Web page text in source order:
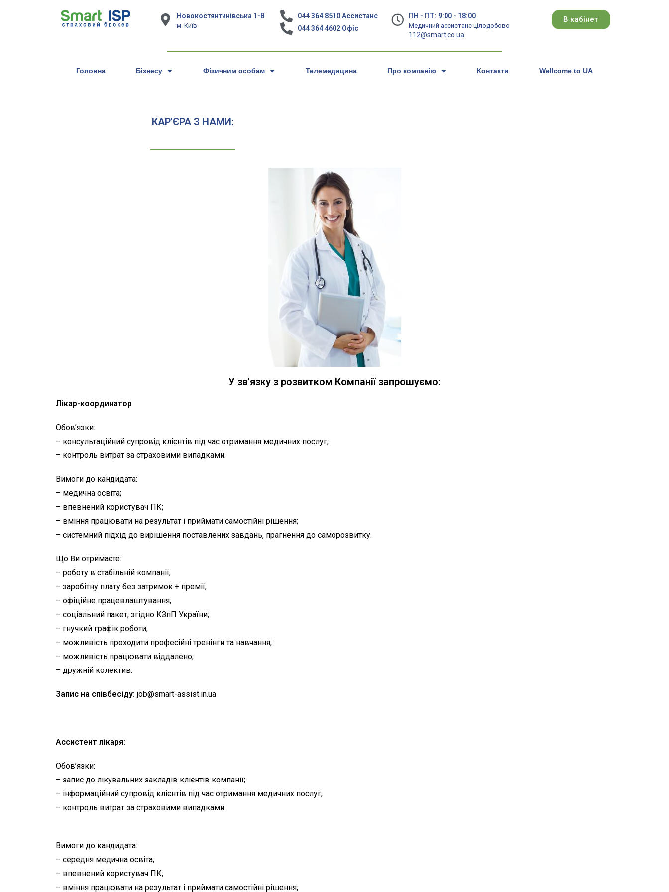
Новокостянтинівська 1-В
м. Київ
044 364 8510 Ассистанс
044 364 4602 Офіс
ПН - ПТ: 9:00 - 18:00
Медичний ассистанс цілодобово
112@smart.co.ua
В кабінет
Головна Бізнесу Фізичним особам Телемедицина Про компанію Контакти Wellcome to UA
КАР'ЄРА З НАМИ:
У зв'язку з розвитком Компанії запрошуємо:
Лікар-координатор
Обов’язки:
– консультаційний супровід клієнтів під час отримання медичних послуг;
– контроль витрат за страховими випадками.
Вимоги до кандидата:
– медична освіта;
– впевнений користувач ПК;
– вміння працювати на результат і приймати самостійні рішення;
– системний підхід до вирішення поставлених завдань, прагнення до саморозвитку.
Що Ви отримаєте:
– роботу в стабільній компанії;
– заробітну плату без затримок + премії;
– офіційне працевлаштування;
– соціальний пакет, згідно КЗпП України;
– гнучкий графік роботи;
– можливість проходити професійні тренінги та навчання;
– можливість працювати віддалено;
– дружній колектив.
Запис на співбесіду: job@smart-assist.in.ua
Ассистент лікаря:
Обов’язки:
– запис до лікувальних закладів клієнтів компанії;
– інформаційний супровід клієнтів під час отримання медичних послуг;
– контроль витрат за страховими випадками.
Вимоги до кандидата:
– середня медична освіта;
– впевнений користувач ПК;
– вміння працювати на результат і приймати самостійні рішення;